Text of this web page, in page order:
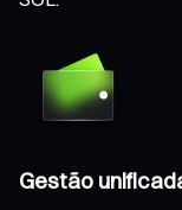
Gestão